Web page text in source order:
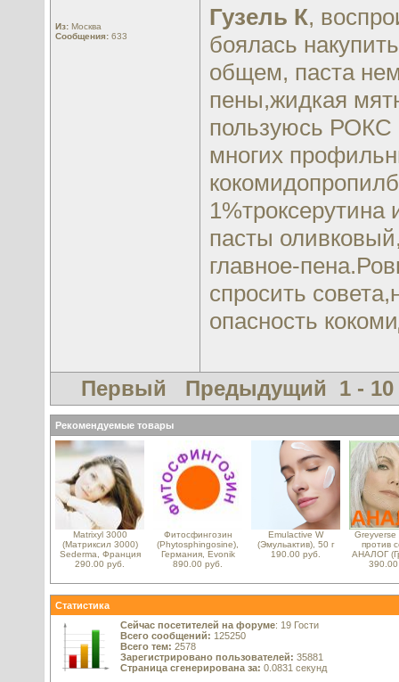
Из: Москва
Сообщения: 633
Гузель К,
боялась
общем, паста
пены,жидкая
пользуюсь РОКС
многих
пасты
главное-
спросить
опасность
Первый Предыдущий 1 - 10
Рекомендуемые товары
Matrixyl 3000
(Матриксил 3000)
Sederma, Франция
290.00 руб.
Фитосфингозин
(Phytosphingosine),
Германия, Evonik
890.00 руб.
Emulactive W
(Эмульактив), 50 г
190.00 руб.
Greyverse
против
АНАЛОГ
Статистика
Сейчас посетителей на форуме: 19 Гости
Всего сообщений: 125250
Всего тем: 2578
Зарегистрировано пользователей: 35881
Страница сгенерирована за: 0.0831 секунд